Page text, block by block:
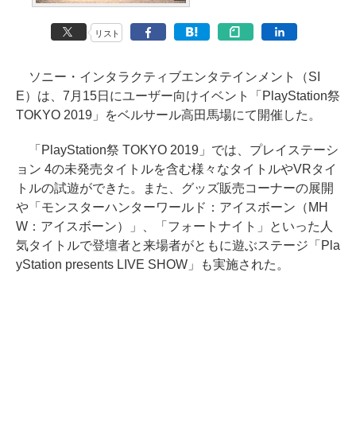
リスト
ソニー・インタラクティブエンタテインメント（SI
E）は、7月15日にユーザー向けイベント「PlayStation祭
TOKYO 2019」をベルサール高田馬場にて開催した。
「PlayStation祭 TOKYO 2019」では、プレイステーシ
ョン 4の未発売タイトルを含む様々なタイトルやVRタイ
トルの試遊ができた。また、グッズ販売コーナーの展開
や「モンスターハンターワールド：アイスボーン（MH
W：アイスボーン）」、「フォートナイト」といった人
気タイトルで登壇者と来場者がともに遊ぶステージ「Pla
yStation presents LIVE SHOW」も実施された。